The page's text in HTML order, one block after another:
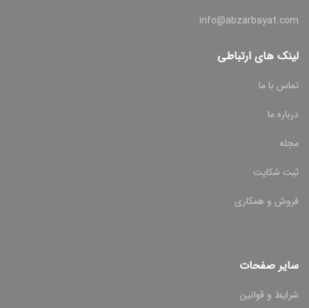
info@abzarbayat.com
لینک های ارتباطی
تماس با ما
درباره ما
مجله
ثبت شکایت
فروش و همکاری
سایر صفحات
شرایط و قوانین